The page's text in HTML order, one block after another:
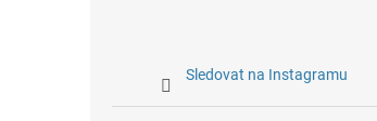
Sledovat na Instagramu